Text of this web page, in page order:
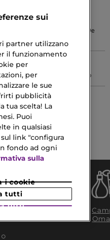
Parfum
Libre Eau De
Burro Di
Cacao Per
Pelle
Palette Oro
Gratuita
sui
partner utilizzano
il funzionamento
per
per
le sue
pubblicità
tua scelta! La
Puoi
in qualsiasi
link "configura
fondo ad ogni
sulla
i cookie
tutti
tutti